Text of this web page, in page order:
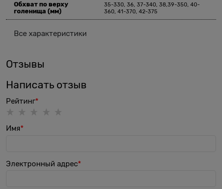
Обхват по верху
голенища(мм)
35-330, 36, 37-340, 38,39-350, 40-
360, 41-370, 42-375
Все характеристики
Отзывы
Написать отзыв
Рейтинг
Имя
Электронный адрес